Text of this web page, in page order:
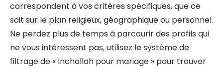
correspondent à vos critères spécifiques, que ce
soit sur le plan religieux, géographique ou personnel.
Ne perdez plus de temps à parcourir des profils qui
ne vous intéressent pas, utilisez le système de
filtrage de « Inchallah pour mariage » pour trouver